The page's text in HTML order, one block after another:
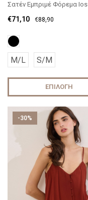
Σατέν Εμπριμέ Φόρεμα Ios
€88,90
€71,10
M/L S/M
ΕΠΙΛΟΓΉ
-30%